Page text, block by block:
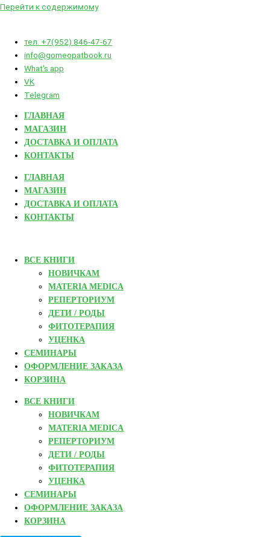
Перейти к содержимому
тел. +7(952) 846-47-67
info@gomeopatbook.ru
What's app
VK
Telegram
ГЛАВНАЯ
МАГАЗИН
ДОСТАВКА И ОПЛАТА
КОНТАКТЫ
ГЛАВНАЯ
МАГАЗИН
ДОСТАВКА И ОПЛАТА
КОНТАКТЫ
ВСЕ КНИГИ
НОВИЧКАМ
MATERIA MEDICA
РЕПЕРТОРИУМ
ДЕТИ / РОДЫ
ФИТОТЕРАПИЯ
УЦЕНКА
СЕМИНАРЫ
ОФОРМЛЕНИЕ ЗАКАЗА
КОРЗИНА
ВСЕ КНИГИ
НОВИЧКАМ
MATERIA MEDICA
РЕПЕРТОРИУМ
ДЕТИ / РОДЫ
ФИТОТЕРАПИЯ
УЦЕНКА
СЕМИНАРЫ
ОФОРМЛЕНИЕ ЗАКАЗА
КОРЗИНА